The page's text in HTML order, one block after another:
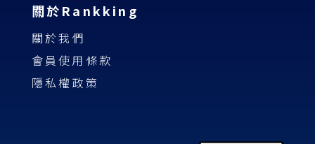
關於Rankking
關於我們
會員使用條款
隱私權政策